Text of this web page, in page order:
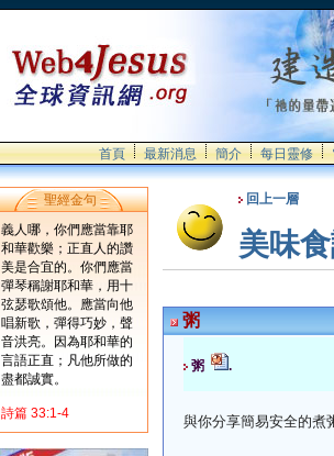
首頁 最新消息 簡介 每日靈修
聖經金句
義人哪，你們應當靠耶
和華歡樂；正直人的讚
美是合宜的。你們應當
彈琴稱謝耶和華，用十
弦瑟歌頌他。應當向他
唱新歌，彈得巧妙，聲
音洪亮。因為耶和華的
言語正直；凡他所做的
盡都誠實。
詩篇 33:1-4
回上一層
美味
粥
粥 .
與你分享簡易安全的煮